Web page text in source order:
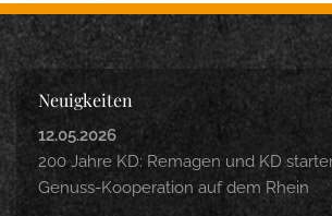
Neuigkeiten
12.05.2026
200 Jahre KD: Remagen und KD
Genuss-Kooperation auf dem Rhein